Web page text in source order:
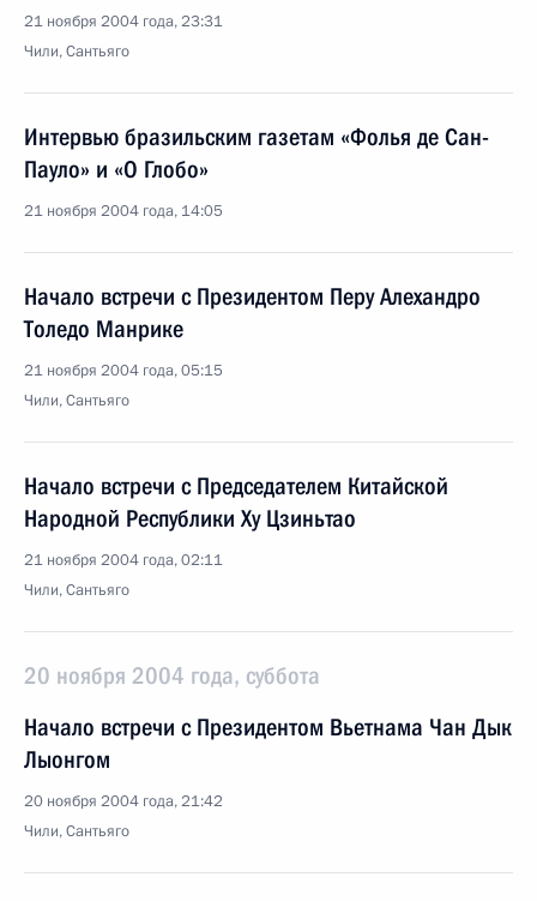
21 ноября 2004 года, 23:31
Чили, Сантьяго
Интервью бразильским газетам «Фолья де Сан-
Пауло» и «О Глобо»
21 ноября 2004 года, 14:05
Начало встречи с Президентом Перу Алехандро
Толедо Манрике
21 ноября 2004 года, 05:15
Чили, Сантьяго
Начало встречи с Председателем Китайской
Народной Республики Ху Цзиньтао
21 ноября 2004 года, 02:11
Чили, Сантьяго
20 ноября 2004 года, суббота
Начало встречи с Президентом Вьетнама Чан Дык
Лыонгом
20 ноября 2004 года, 21:42
Чили, Сантьяго